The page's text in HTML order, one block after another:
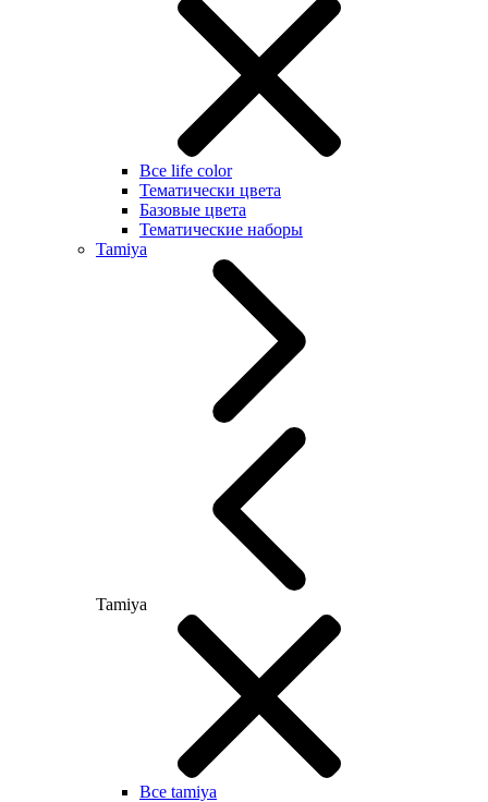
Все life color
Тематически цвета
Базовые цвета
Тематические наборы
Tamiya
Tamiya
Все tamiya